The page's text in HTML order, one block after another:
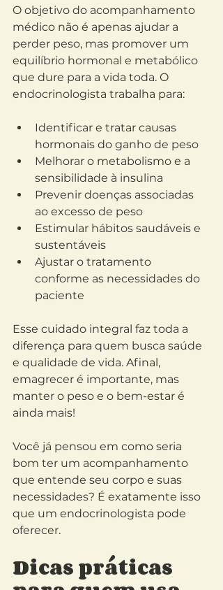
O objetivo do acompanhamento
médico não é apenas ajudar a
perder peso, mas promover um
equilíbrio hormonal e metabólico
que dure para a vida toda. O
endocrinologista trabalha para:
Identificar e tratar causas
hormonais do ganho de peso
Melhorar o metabolismo e a
sensibilidade à insulina
Prevenir doenças associadas
ao excesso de peso
Estimular hábitos saudáveis e
sustentáveis
Ajustar o tratamento
conforme as necessidades do
paciente
Esse cuidado integral faz toda a
diferença para quem busca saúde
e qualidade de vida. Afinal,
emagrecer é importante, mas
manter o peso e o bem-estar é
ainda mais!
Você já pensou em como seria
bom ter um acompanhamento
que entende seu corpo e suas
necessidades? É exatamente isso
que um endocrinologista pode
oferecer.
Dicas práticas